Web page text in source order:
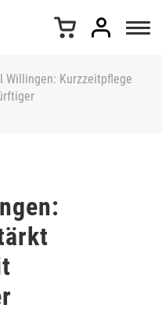
Willingen: Kurzzeitpflege